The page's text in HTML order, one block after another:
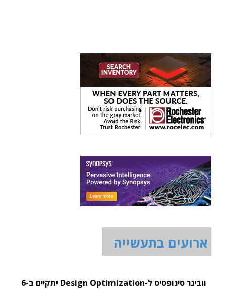
ארועים בתעשייה
וובינר סינופסיס ל-Design Optimization יתקיים ב-6